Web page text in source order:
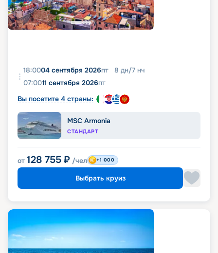
18:0004 сентября 2026пт 8 дн/7 нч
07:0011 сентября 2026пт
Вы посетите 4 страны:
MSC Armonia
СТАНДАРТ
от 128 755 ₽ /чел +1 000
Выбрать круиз